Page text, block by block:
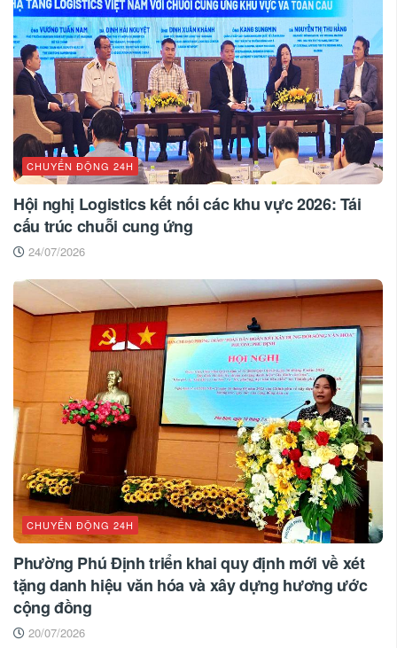
CHUYỂN ĐỘNG 24H
Hội nghị Logistics kết nối các khu vực 2026: Tái
cấu trúc chuỗi cung ứng
24/07/2026
CHUYỂN ĐỘNG 24H
Phường Phú Định triển khai quy định mới về xét
tặng danh hiệu văn hóa và xây dựng hương ước
cộng đồng
20/07/2026